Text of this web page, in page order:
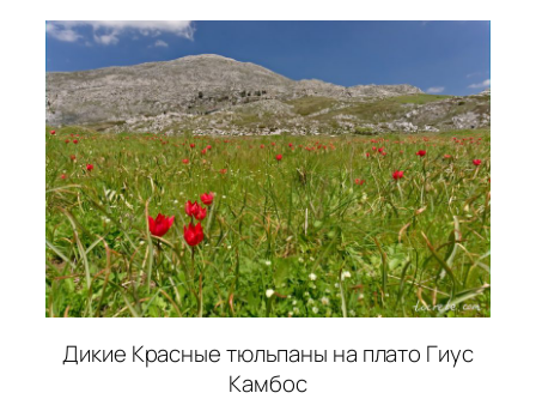
Дикие Красные тюльпаны на плато Гиус
Камбос